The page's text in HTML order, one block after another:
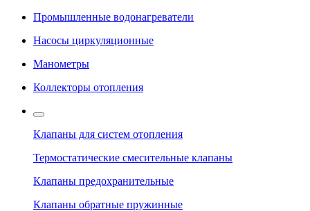
Промышленные водонагреватели
Насосы циркуляционные
Манометры
Коллекторы отопления
Клапаны для систем отопления
Термостатические смесительные клапаны
Клапаны предохранительные
Клапаны обратные пружинные